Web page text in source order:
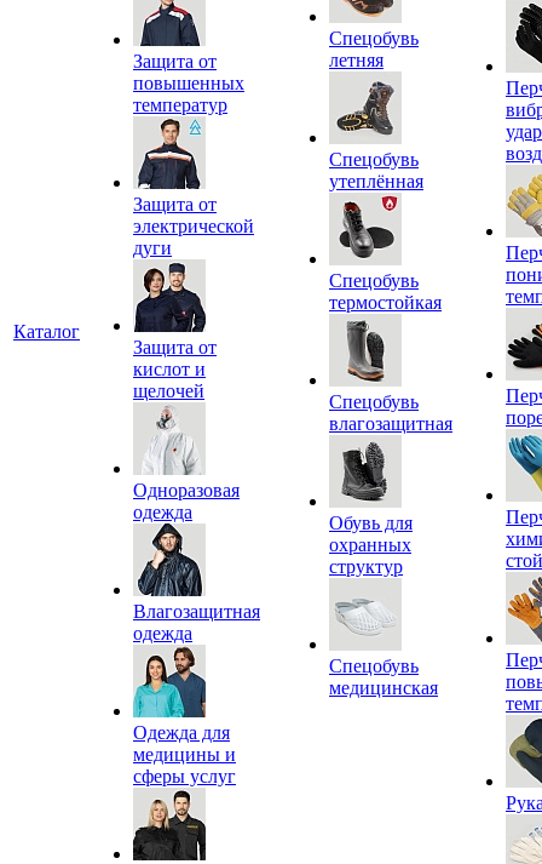
Каталог
Защита от
повышенных
температур
Защита от
электрической
дуги
Защита от
кислот и
щелочей
Одноразовая
одежда
Влагозащитная
одежда
Одежда для
медицины и
сферы услуг
Спецобувь
летняя
Спецобувь
утеплённая
Спецобувь
термостойкая
Спецобувь
влагозащитная
Обувь для
охранных
структур
Спецобувь
медицинская